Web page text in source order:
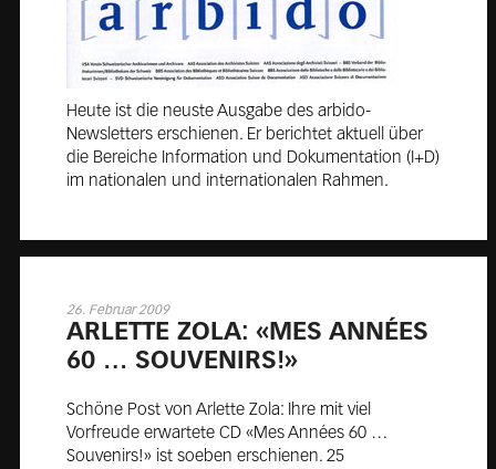
Heute ist die neuste Ausgabe des arbido-
Newsletters erschienen. Er berichtet aktuell über
die Bereiche Information und Dokumentation (I+D)
im nationalen und internationalen Rahmen.
26. Februar 2009
AR­LETTE ZOLA: «MES AN­NÉES
60 … SOU­VE­NIRS!»
Schöne Post von Arlette Zola: Ihre mit viel
Vorfreude erwartete CD «Mes Années 60 …
Souvenirs!» ist soeben erschienen. 25